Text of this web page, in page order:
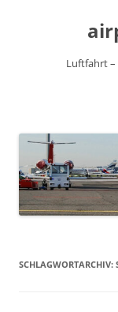
Luftfahrt –
SCHLAGWORTARCHIV: